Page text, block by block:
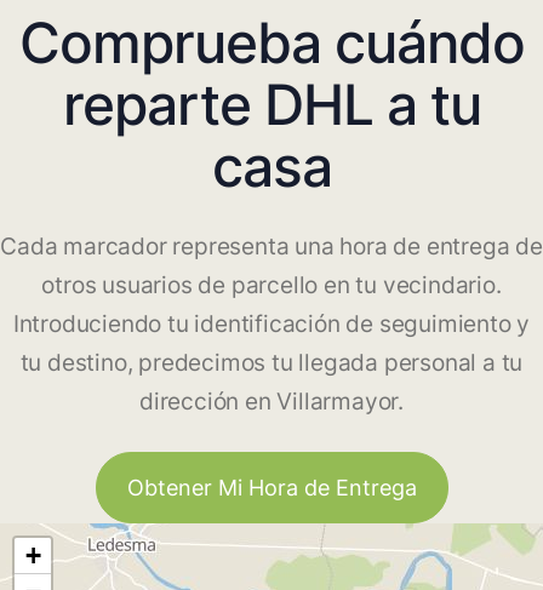
Comprueba cuándo
reparte DHL a tu
casa
Cada marcador representa una hora de entrega de
otros usuarios de parcello en tu vecindario.
Introduciendo tu identificación de seguimiento y
tu destino, predecimos tu llegada personal a tu
dirección en Villarmayor.
Obtener Mi Hora de Entrega
+